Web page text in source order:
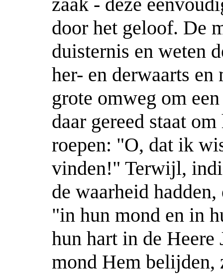
door het geloof. De
duisternis en weten
her- en derwaarts en
grote omweg om
daar gereed staat
roepen: "O, dat ik
vinden!" Terwijl,
de waarheid
"in hun mond en in
hun hart in de Heere
mond Hem